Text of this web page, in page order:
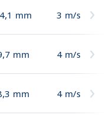
mm 3 m/s
mm 4 m/s
mm 4 m/s